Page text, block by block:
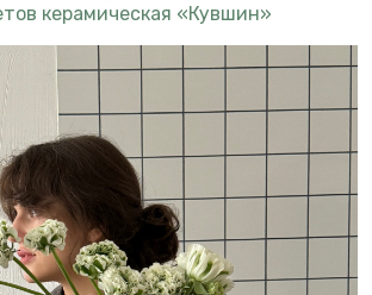
керамическая «Кувшин»